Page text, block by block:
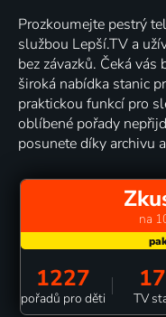
Prozkoumejte pestrý
službou Lepší.TV a
bez závazků. Čeká
široká nabídka stanic
praktickou funkcí pro
oblíbené pořady
posunete díky archivu
na
1227
pořadů pro děti TV